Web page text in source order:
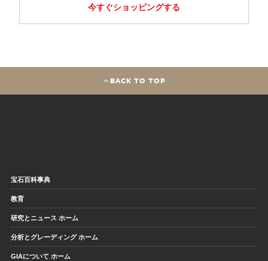
今すぐショッピングする
BACK TO TOP
宝石百科事典
教育
研究とニュース ホーム
分析とグレーディング ホーム
GIAについて ホーム